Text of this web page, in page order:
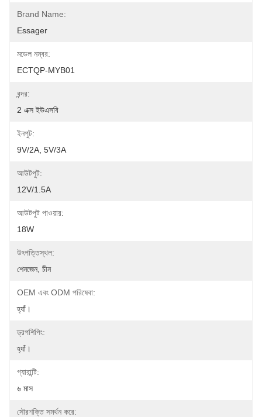
Brand Name:
Essager
মডেল নম্বর:
ECTQP-MYB01
বন্দর:
2 এক্স ইউএসবি
ইনপুট:
9V/2A, 5V/3A
আউটপুট:
12V/1.5A
আউটপুট পাওয়ার:
18W
উৎপত্তিস্থল:
শেনজেন, চীন
OEM এবং ODM পরিষেবা:
হ্যাঁ।
ড্রপশিপিং:
হ্যাঁ।
গ্যারান্টি:
৬ মাস
সৌরশক্তি সমর্থন করে: